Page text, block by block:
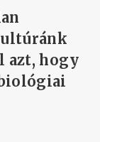
azt, hogy